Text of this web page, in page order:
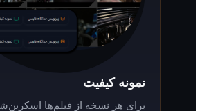
نمونه کیفیت
برای هر نسخه از فیلم‌ها اسکرین‌شات‌هایی از